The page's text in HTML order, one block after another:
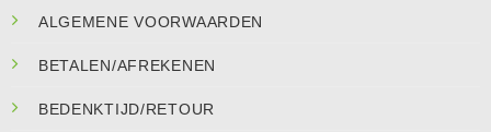
ALGEMENE VOORWAARDEN
BETALEN/AFREKENEN
BEDENKTIJD/RETOUR